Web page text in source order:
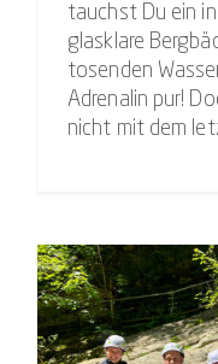
tauchst Du ein
glasklare
tosenden
Adrenalin pur!
nicht mit dem